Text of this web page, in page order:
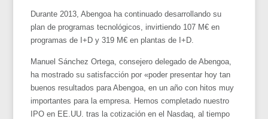
Durante 2013, Abengoa ha continuado desarrollando su
plan de programas tecnológicos, invirtiendo 107 M€ en
programas de I+D y 319 M€ en plantas de I+D.
Manuel Sánchez Ortega, consejero delegado de Abengoa,
ha mostrado su satisfacción por «poder presentar hoy tan
buenos resultados para Abengoa, en un año con hitos muy
importantes para la empresa. Hemos completado nuestro
IPO en EE.UU. tras la cotización en el Nasdaq, al tiempo